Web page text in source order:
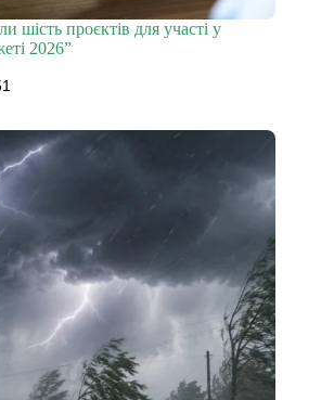
шість проєктів для участі у
2026”